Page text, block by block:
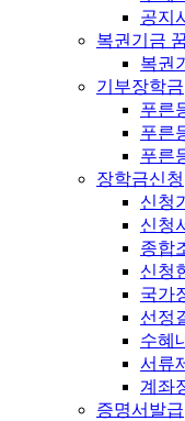
공지
복권기금
복권
기부장학금
푸른
푸른
푸른
장학금신청
신청
신청
종합
신청
국가
선정
수혜
서류
계좌
증명서발급